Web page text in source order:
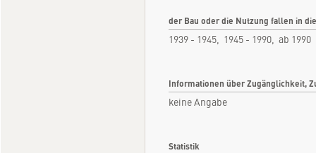
der Bau oder die Nutzung fallen in
1939 - 1945, 1945 - 1990, ab 1990
Informationen über Zugänglichkeit,
keine Angabe
Statistik